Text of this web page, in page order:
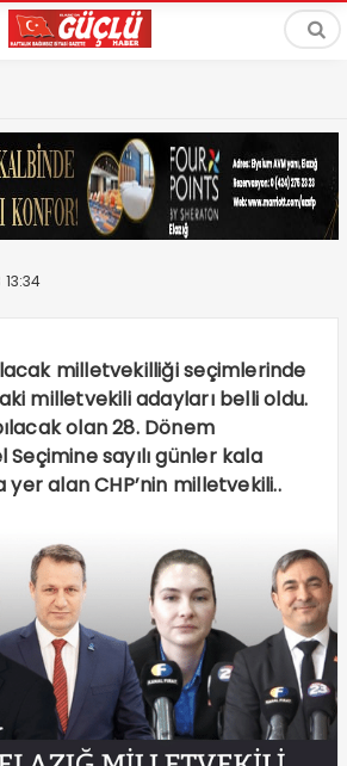
milletvekilliği seçimlerinde
milletvekili adayları belli oldu.
olan 28. Dönem
sayılı günler kala
yer alan CHP’nin milletvekili..